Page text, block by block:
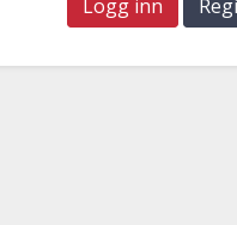
Logg inn